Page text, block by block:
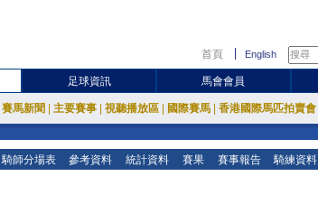
首頁 English
足球資訊 馬會會員
賽馬新聞 主要賽事 視聽播放區 國際賽馬 香港國際馬匹拍賣會
騎師分場表 參考資料 統計資料 賽果 賽事報告 騎練資料